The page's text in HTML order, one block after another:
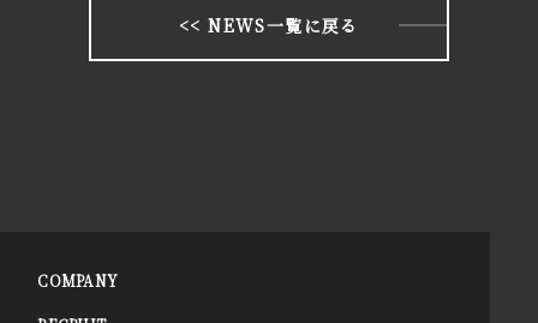
<< NEWS一覧に戻る
COMPANY